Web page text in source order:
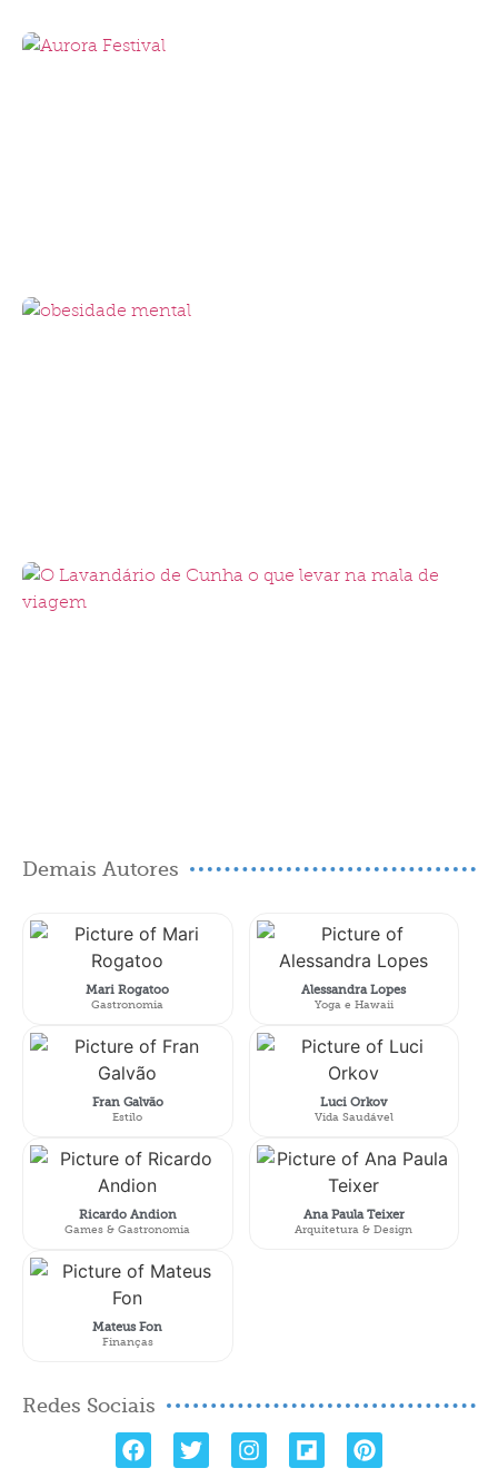
Demais Autores
Mari Rogatoo
Gastronomia
Fran Galvão
Estilo
Ricardo Andion
Games & Gastronomia
Mateus Fon
Finanças
Alessandra Lopes
Yoga e Hawaii
Luci Orkov
Vida Saudável
Ana Paula Teixer
Arquitetura & Design
Redes Sociais